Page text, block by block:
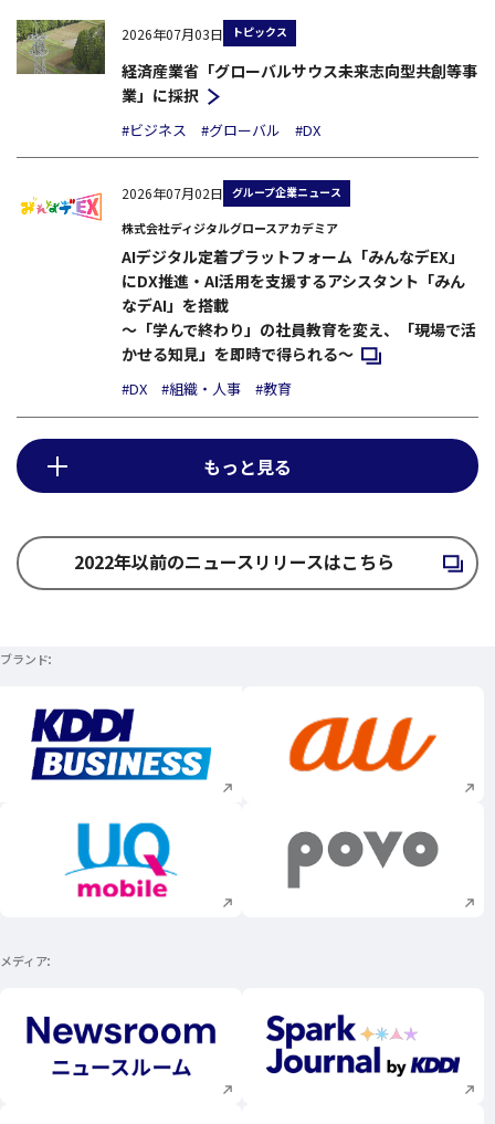
2026年07月03日 トピックス
経済産業省「グローバルサウス未来志向型共創等事
業」に採択
#ビジネス #グローバル #DX
2026年07月02日 グループ企業ニュース
株式会社ディジタルグロースアカデミア
AIデジタル定着プラットフォーム「みんなデEX」
にDX推進・AI活用を支援するアシスタント「みん
なデAI」を搭載
～「学んで終わり」の社員教育を変え、「現場で活
かせる知見」を即時で得られる～新規ウィンドウで
#DX #組織・人事 #教育
もっと見る
2022年以前のニュースリリースはこちら
新規ウィンドウで開く
ブランド
新規ウィンドウで開く 新規ウィンドウで
新規ウィンドウで開く 新規ウィンドウで
メディア
新規ウィンドウで開く 新規ウィンドウで